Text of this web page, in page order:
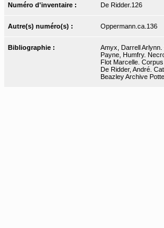
Numéro d'inventaire : De Ridder.126
Autre(s) numéro(s) : Oppermann.ca.136
Bibliographie :
Amyx, Darrell
Payne, Humfry.
Flot Marcelle.
De Ridder, André.
Beazley Archive